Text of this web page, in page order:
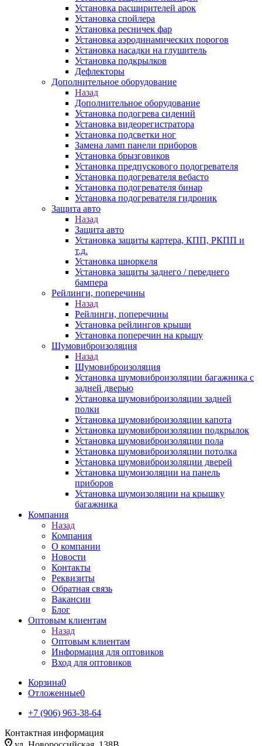
Установка расширителей арок
Установка спойлера
Установка ресничек фар
Установка аэродинамических порогов
Установка насадки на глушитель
Установка подкрылков
Дефлекторы
Дополнительное оборудование
Назад
Дополнительное оборудование
Установка подогрева сидений
Установка видеорегистратора
Установка подсветки ног
Замена ламп панели приборов
Установка брызговиков
Установка предпускового подогревателя
Установка подогревателя вебасто
Установка подогревателя бинар
Установка подогревателя гидроник
Защита авто
Назад
Защита авто
Установка защиты картера, КПП, РКПП и
т.д.
Установка шноркеля
Установка защиты заднего / переднего
бампера
Рейлинги, поперечины
Назад
Рейлинги, поперечины
Установка рейлингов крыши
Установка поперечин на крышу
Шумовиброизоляция
Назад
Шумовиброизоляция
Установка шумовиброизоляции багажника с
задней дверью
Установка шумовиброизоляции задней
полки
Установка шумовиброизоляции капота
Установка шумовиброизоляции подкрылок
Установка шумовиброизоляции пола
Установка шумовиброизоляции потолка
Установка шумовиброизоляции дверей
Установка шумоизоляции на панель
приборов
Установка шумоизоляции на крышку
багажника
Компания
Назад
Компания
О компании
Новости
Контакты
Реквизиты
Обратная связь
Вакансии
Блог
Оптовым клиентам
Назад
Оптовым клиентам
Информация для оптовиков
Вход для оптовиков
Корзина0
Отложенные0
+7 (906) 963-38-64
Контактная информация